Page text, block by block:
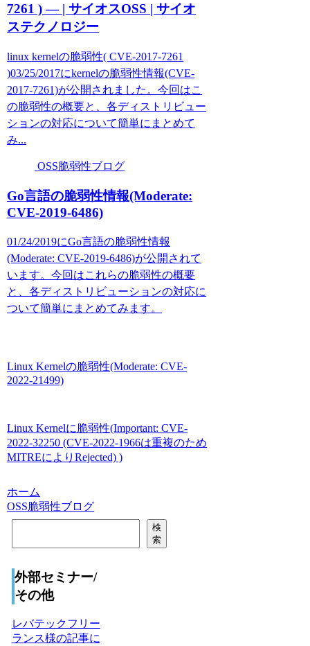
7261 ) — | サイオスOSS | サイオ
ステクノロジー
linux kernelの脆弱性( CVE-2017-7261
)03/25/2017にkernelの脆弱性情報(CVE-
2017-7261)が公開されました。今回はこ
の脆弱性の概要と、各ディストリビュー
ションの対応について簡単にまとめて
み...
OSS脆弱性ブログ
Go言語の脆弱性情報(Moderate:
CVE-2019-6486)
01/24/2019にGo言語の脆弱性情報
(Moderate: CVE-2019-6486)が公開されて
います。今回はこれらの脆弱性の概要
と、各ディストリビューションの対応に
ついて簡単にまとめてみます。
Linux Kernelの脆弱性(Moderate: CVE-
2022-21499)
Linux Kernelに脆弱性(Important: CVE-
2022-32250 (CVE-2022-1966は重複のため
MITREによりRejected) )
ホーム
OSS脆弱性ブログ
検
索
外部セミナー/
その他
レバテックフリー
ランス様の記事に